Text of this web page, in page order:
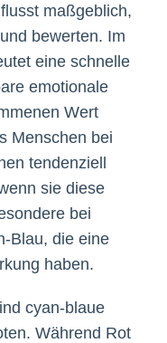
maßgeblich,
bewerten. Im
eine schnelle
emotionale
Wert
Menschen bei
tendenziell
sie diese
bei
Blau, die eine
haben.
cyan-blaue
Während Rot